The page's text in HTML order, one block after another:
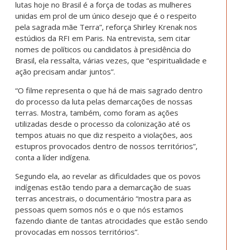
lutas hoje no Brasil é a força de todas as mulheres
unidas em prol de um único desejo que é o respeito
pela sagrada mãe Terra”, reforça Shirley Krenak nos
estúdios da RFI em Paris. Na entrevista, sem citar
nomes de políticos ou candidatos à presidência do
Brasil, ela ressalta, várias vezes, que “espiritualidade e
ação precisam andar juntos”.
“O filme representa o que há de mais sagrado dentro
do processo da luta pelas demarcações de nossas
terras. Mostra, também, como foram as ações
utilizadas desde o processo da colonização até os
tempos atuais no que diz respeito a violações, aos
estupros provocados dentro de nossos territórios”,
conta a líder indígena.
Segundo ela, ao revelar as dificuldades que os povos
indígenas estão tendo para a demarcação de suas
terras ancestrais, o documentário “mostra para as
pessoas quem somos nós e o que nós estamos
fazendo diante de tantas atrocidades que estão sendo
provocadas em nossos territórios”.